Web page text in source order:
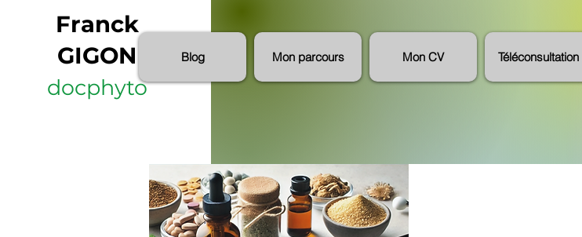
Franck
GIGON
docphyto
Blog Mon parcours Mon CV Téléconsultation